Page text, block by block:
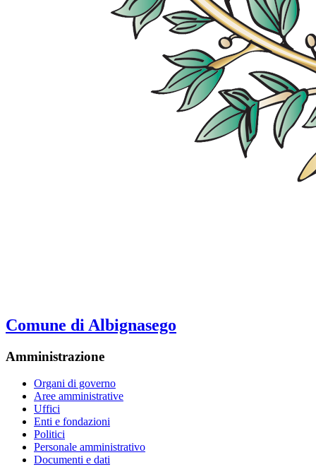
Comune di Albignasego
Amministrazione
Organi di governo
Aree amministrative
Uffici
Enti e fondazioni
Politici
Personale amministrativo
Documenti e dati